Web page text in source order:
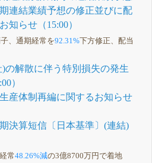
連結業績予想の修正並びに配
知らせ（15:00）
、通期経常を92.31%下方修正、配当
の解散に伴う特別損失の発生
）
産体制再編に関するお知らせ
決算短信〔日本基準〕(連結)
常48.26%減の3億8700万円で着地